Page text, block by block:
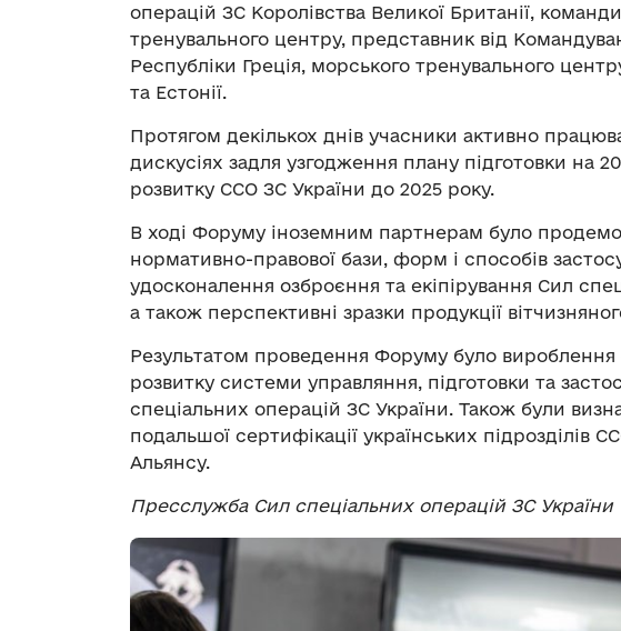
операцій ЗС Королівства Великої Британії,
тренувального центру, представник від
Республіки Греція, морського тренувального
та Естонії.
Протягом декількох днів учасники активно
дискусіях задля узгодження плану підготовки на
розвитку ССО ЗС України до 2025 року.
В ході Форуму іноземним партнерам було
нормативно-правової бази, форм і способів
удосконалення озброєння та екіпірування Сил
а також перспективні зразки продукції
Результатом проведення Форуму було
розвитку системи управляння, підготовки та
спеціальних операцій ЗС України. Також були
подальшої сертифікації українських підрозділів
Альянсу.
Пресслужба Сил спеціальних операцій ЗС України